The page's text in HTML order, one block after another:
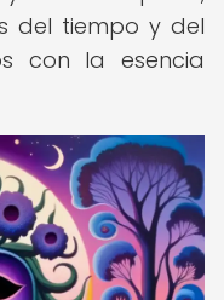
del tiempo y del
con la esencia